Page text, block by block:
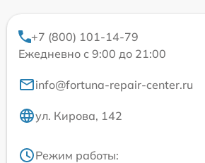
+7 (800) 101-14-79
Ежедневно с 9:00 до 21:00
info@fortuna-repair-center.ru
ул. Кирова, 142
Режим работы: